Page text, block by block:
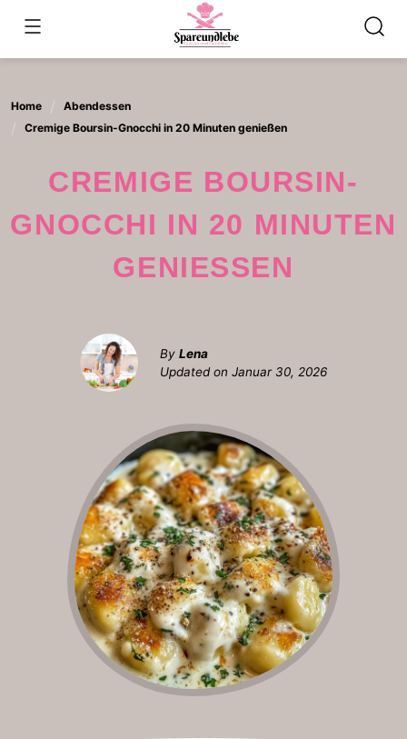
content
Home
Abendessen
Cremige Boursin-Gnocchi in 20 Minuten genießen
CREMIGE BOURSIN-
GNOCCHI IN 20 MINUTEN
GENIESSEN
By Lena
Updated on Januar 30, 2026